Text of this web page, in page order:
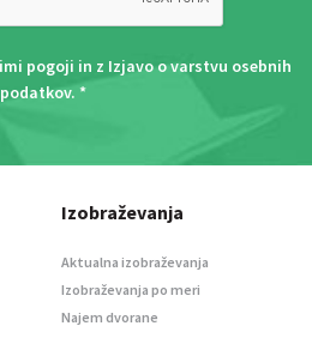
pogoji in z Izjavo o varstvu osebnih
podatkov. *
Izobraževanja
Aktualna izobraževanja
Izobraževanja po meri
Najem dvorane